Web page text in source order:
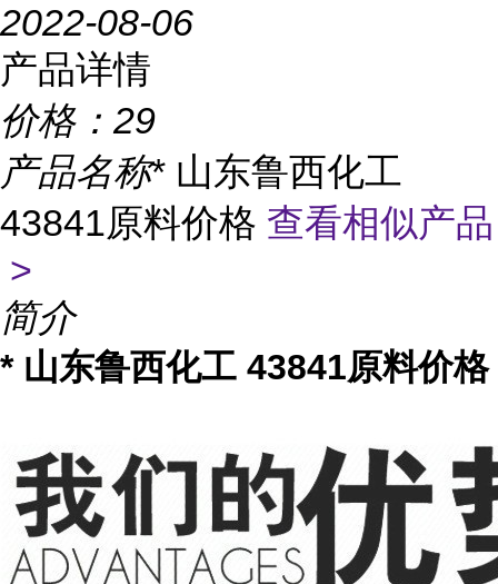
2022-08-06
产品详情
价格： 29
产品名称* 山东鲁西化工
43841原料价格 查看相似产品
>
简介
* 山东鲁西化工 43841原料价格